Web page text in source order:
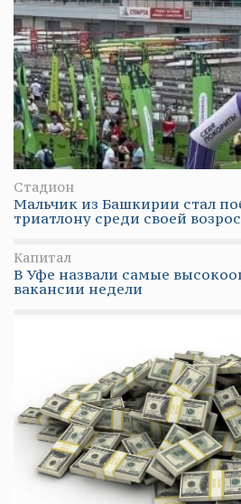
Стадион
Мальчик из Башкирии стал
триатлону среди своей
Капитал
В Уфе назвали самые
вакансии недели